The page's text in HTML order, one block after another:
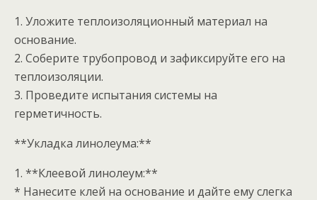
1. Уложите теплоизоляционный материал на
основание.
2. Соберите трубопровод и зафиксируйте его на
теплоизоляции.
3. Проведите испытания системы на
герметичность.
**Укладка линолеума:**
1. **Клеевой линолеум:**
* Нанесите клей на основание и дайте ему слегка